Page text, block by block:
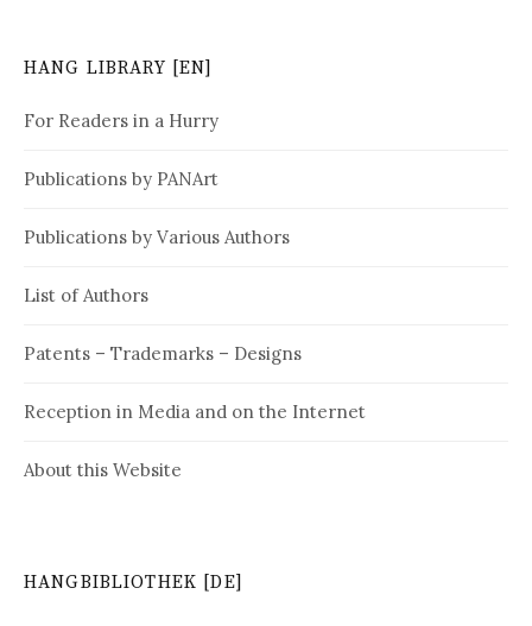
HANG LIBRARY [EN]
For Readers in a Hurry
Publications by PANArt
Publications by Various Authors
List of Authors
Patents – Trademarks – Designs
Reception in Media and on the Internet
About this Website
HANGBIBLIOTHEK [DE]